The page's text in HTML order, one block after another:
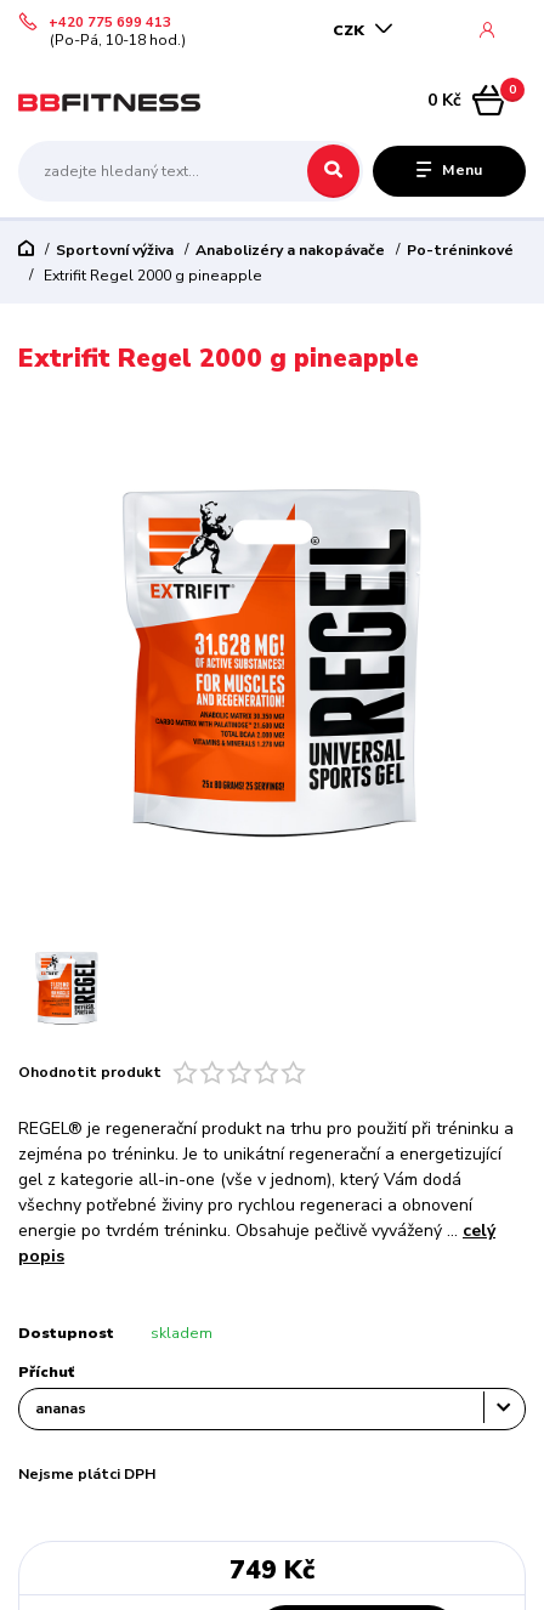
Menu
CZK
+420 775 699 413
(Po-Pá, 10-18 hod.)
0
0 Kč
Sportovní výživa Anabolizéry a nakopávače
Po-tréninkové
Extrifit Regel 2000 g pineapple
Extrifit Regel 2000 g pineapple
Ohodnotit produkt
REGEL® je regenerační produkt na trhu pro použití při tréninku a
zejména po tréninku. Je to unikátní regenerační a energetizující
gel z kategorie all-in-one (vše v jednom), který Vám dodá
všechny potřebné živiny pro rychlou regeneraci a obnovení
energie po tvrdém tréninku. Obsahuje pečlivě vyvážený ... celý
popis
Dostupnost skladem
Příchuť
Nejsme plátci DPH
749 Kč